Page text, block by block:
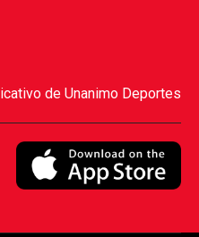
de Unanimo Deportes